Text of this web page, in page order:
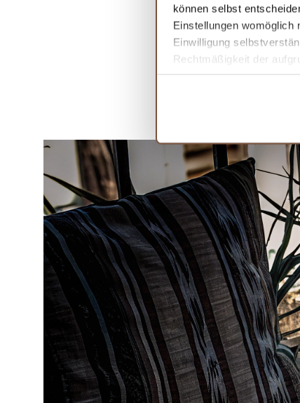
können selbst
Einstellungen womöglich
Einwilligung
Rechtmäßigkeit der
Informationen finden Sie